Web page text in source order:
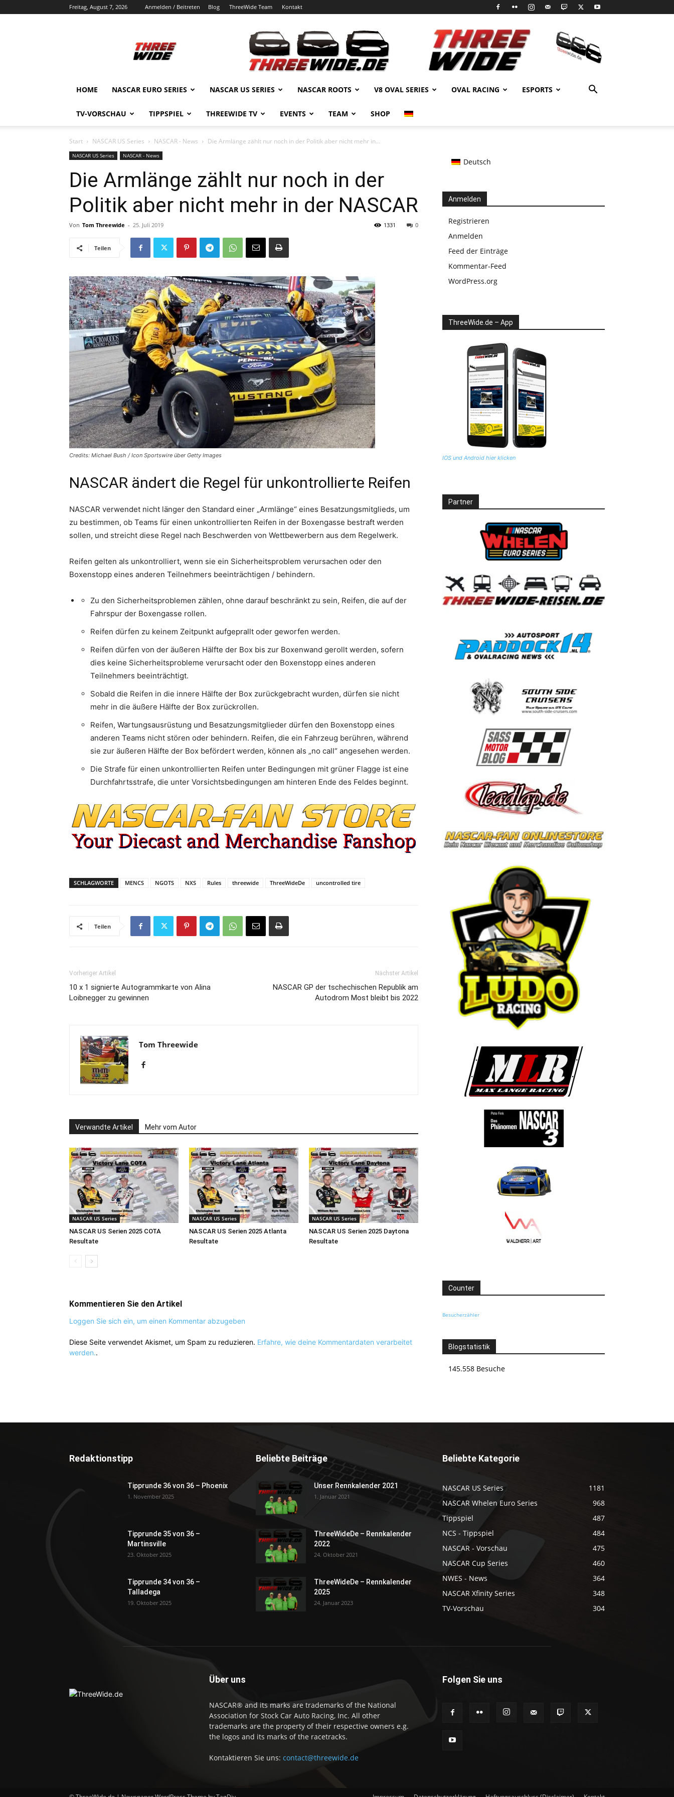
Freitag, August 7, 2026 Anmelden / Beitreten Blog ThreeWide Team Kontakt
HOME NASCAR EURO SERIES NASCAR US SERIES NASCAR ROOTS V8 OVAL SERIES OVAL RACING ESPORTS
TV-VORSCHAU TIPPSPIEL THREEWIDE TV EVENTS TEAM SHOP
Start NASCAR US Series NASCAR - News Die Armlänge zählt nur noch in der Politik aber nicht mehr in...
NASCAR US Series NASCAR - News
Die Armlänge zählt nur noch in der
Politik aber nicht mehr in der NASCAR
Von Tom Threewide - 25. Juli 2019 0
1331
Teilen
Credits: Michael Bush / Icon Sportswire über Getty Images
NASCAR ändert die Regel für unkontrollierte Reifen
NASCAR verwendet nicht länger den Standard einer „Armlänge“ eines Besatzungsmitglieds, um
zu bestimmen, ob Teams für einen unkontrollierten Reifen in der Boxengasse bestraft werden
sollen, und streicht diese Regel nach Beschwerden von Wettbewerbern aus dem Regelwerk.
Reifen gelten als unkontrolliert, wenn sie ein Sicherheitsproblem verursachen oder den
Boxenstopp eines anderen Teilnehmers beeinträchtigen / behindern.
Zu den Sicherheitsproblemen zählen, ohne darauf beschränkt zu sein, Reifen, die auf der
Fahrspur der Boxengasse rollen.
Reifen dürfen zu keinem Zeitpunkt aufgeprallt oder geworfen werden.
Reifen dürfen von der äußeren Hälfte der Box bis zur Boxenwand gerollt werden, sofern
dies keine Sicherheitsprobleme verursacht oder den Boxenstopp eines anderen
Teilnehmers beeinträchtigt.
Sobald die Reifen in die innere Hälfte der Box zurückgebracht wurden, dürfen sie nicht
mehr in die äußere Hälfte der Box zurückrollen.
Reifen, Wartungsausrüstung und Besatzungsmitglieder dürfen den Boxenstopp eines
anderen Teams nicht stören oder behindern. Reifen, die ein Fahrzeug berühren, während
sie zur äußeren Hälfte der Box befördert werden, können als „no call“ angesehen werden.
Die Strafe für einen unkontrollierten Reifen unter Bedingungen mit grüner Flagge ist eine
Durchfahrtsstrafe, die unter Vorsichtsbedingungen am hinteren Ende des Feldes beginnt.
SCHLAGWORTE MENCS NGOTS NXS Rules threewide ThreeWideDe uncontrolled tire
Teilen
Vorheriger Artikel
10 x 1 signierte Autogrammkarte von Alina
Loibnegger zu gewinnen
Nächster Artikel
NASCAR GP der tschechischen Republik am
Autodrom Most bleibt bis 2022
Tom Threewide
Verwandte Artikel Mehr vom Autor
NASCAR US Series
NASCAR US Serien 2025 COTA
Resultate
NASCAR US Series
NASCAR US Serien 2025 Atlanta
Resultate
NASCAR US Series
NASCAR US Serien 2025 Daytona
Resultate
Kommentieren Sie den Artikel
Loggen Sie sich ein, um einen Kommentar abzugeben
Diese Seite verwendet Akismet, um Spam zu reduzieren. Erfahre, wie deine Kommentardaten verarbeitet
werden..
Deutsch
Anmelden
Registrieren
Anmelden
Feed der Einträge
Kommentar-Feed
WordPress.org
ThreeWide.de – App
IOS und Android hier klicken
Partner
Counter
Besucherzähler
Blogstatistik
145.558 Besuche
Redaktionstipp
Tipprunde 36 von 36 – Phoenix
1. November 2025
Tipprunde 35 von 36 –
Martinsville
23. Oktober 2025
Tipprunde 34 von 36 –
Talladega
19. Oktober 2025
Beliebte Beiträge
Unser Rennkalender 2021
1. Januar 2021
ThreeWideDe – Rennkalender
2022
24. Oktober 2021
ThreeWideDe – Rennkalender
2025
24. Januar 2023
Beliebte Kategorie
NASCAR US Series
1181
NASCAR Whelen Euro Series
968
Tippspiel
487
NCS - Tippspiel
484
NASCAR - Vorschau
475
NASCAR Cup Series
460
NWES - News
364
NASCAR Xfinity Series
348
TV-Vorschau
304
Über uns
NASCAR® and its marks are trademarks of the National
Association for Stock Car Auto Racing, Inc. All other
trademarks are the property of their respective owners e.g.
the logos and its marks of the racetracks.
Kontaktieren Sie uns: contact@threewide.de
Folgen Sie uns